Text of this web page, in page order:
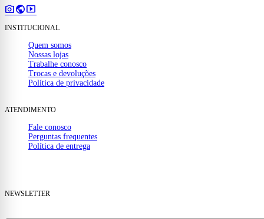
photo_camerapublicsmart_display
INSTITUCIONAL
Quem somos
Nossas lojas
Trabalhe conosco
Trocas e devoluções
Política de privacidade
ATENDIMENTO
Fale conosco
Perguntas frequentes
Política de entrega
NEWSLETTER